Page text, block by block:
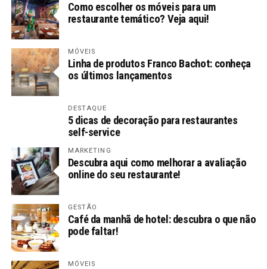
Como escolher os móveis para um
restaurante temático? Veja aqui!
MÓVEIS
Linha de produtos Franco Bachot: conheça
os últimos lançamentos
DESTAQUE
5 dicas de decoração para restaurantes
self-service
MARKETING
Descubra aqui como melhorar a avaliação
online do seu restaurante!
GESTÃO
Café da manhã de hotel: descubra o que não
pode faltar!
MÓVEIS